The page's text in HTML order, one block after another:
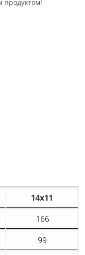
14х11
166
99